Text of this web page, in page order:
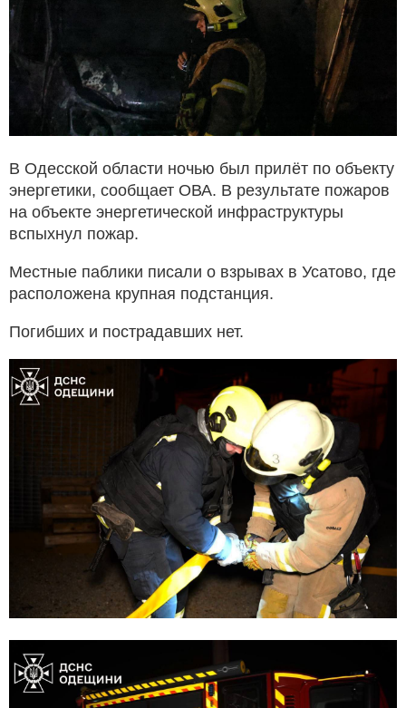
В Одесской области ночью был прилёт по объекту
энергетики, сообщает ОВА. В результате пожаров
на объекте энергетической инфраструктуры
вспыхнул пожар.
Местные паблики писали о взрывах в Усатово, где
расположена крупная подстанция.
Погибших и пострадавших нет.